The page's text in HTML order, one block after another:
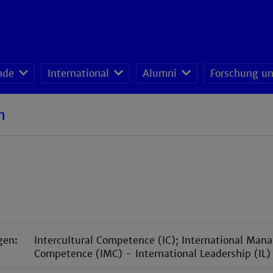
International Alumni Forschung
Intercultural Competence (IC); International
Competence (IMC) - International Leadership (IL)